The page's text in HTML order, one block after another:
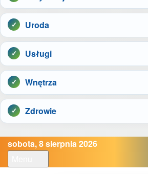
Uroda
Usługi
Wnętrza
Zdrowie
sobota, 8 sierpnia 2026